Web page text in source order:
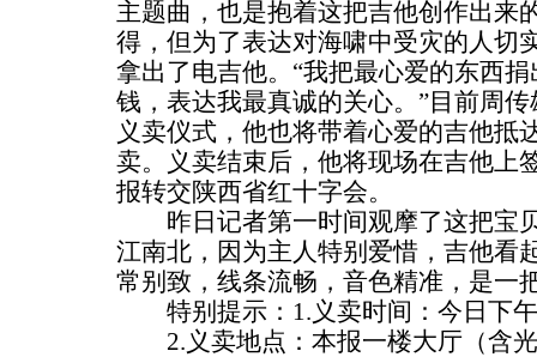
主题曲，也是抱着这把吉他创作出来
得，但为了表达对海啸中受灾的人切
拿出了电吉他。“我把最心爱的东西
钱，表达我最真诚的关心。”目前周
义卖仪式，他也将带着心爱的吉他抵
卖。义卖结束后，他将现场在吉他上
报转交陕西省红十字会。
昨日记者第一时间观摩了这把宝贝
江南北，因为主人特别爱惜，吉他看
常别致，线条流畅，音色精准，是一
特别提示：1.义卖时间：今日下午
2.义卖地点：本报一楼大厅（含光